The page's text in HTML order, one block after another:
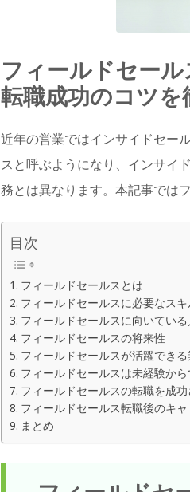
フィールドセー
転職成功のコツを
近年の営業ではインサイドセー
スと呼ぶようになり、インサイ
務とは異なります。本記事では
目次
フィールドセールスとは
フィールドセールスに必要なスキ
フィールドセールスに向いている
フィールドセールスの将来性
フィールドセールスが活躍でき
フィールドセールスは未経験か
フィールドセールスの転職を成
フィールドセールス転職後のキャ
まとめ